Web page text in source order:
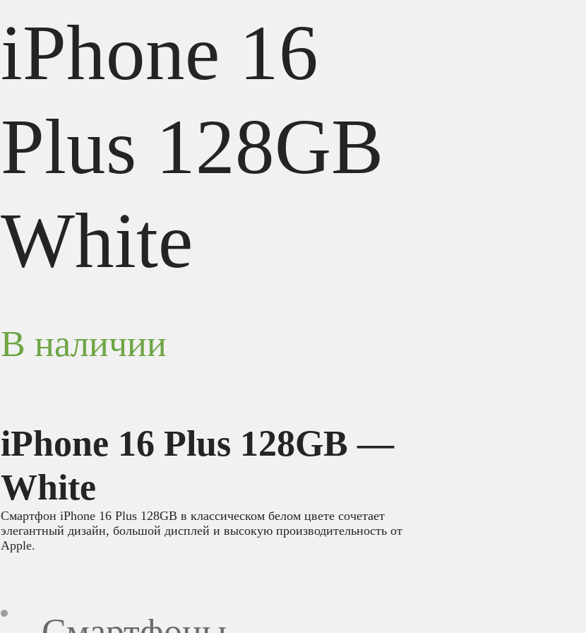
iPhone 16
Plus 128GB
White
В наличии
iPhone 16 Plus 128GB —
White
Смартфон iPhone 16 Plus 128GB в классическом белом цвете сочетает
элегантный дизайн, большой дисплей и высокую производительность от
Apple.